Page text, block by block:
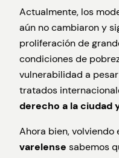
Actualmente, los
aún no cambiaron y
proliferación de
condiciones de
vulnerabilidad a
tratados
derecho a la ciudad
Ahora bien,
varelense sabemos